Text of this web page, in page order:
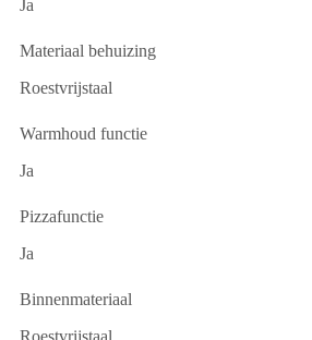
Ja
Materiaal behuizing
Roestvrijstaal
Warmhoud functie
Ja
Pizzafunctie
Ja
Binnenmateriaal
Roestvrijstaal